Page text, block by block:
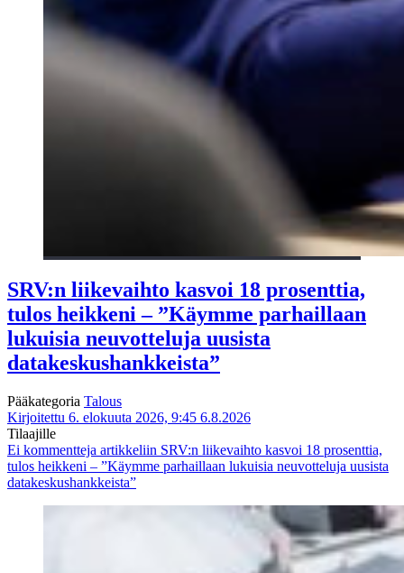
SRV:n liikevaihto kasvoi 18 prosenttia,
tulos heikkeni – ”Käymme parhaillaan
lukuisia neuvotteluja uusista
datakeskushankkeista”
Pääkategoria Talous
Kirjoitettu 6. elokuuta 2026, 9:45 6.8.2026
Tilaajille
Ei kommentteja artikkeliin SRV:n liikevaihto kasvoi 18 prosenttia,
tulos heikkeni – ”Käymme parhaillaan lukuisia neuvotteluja uusista
datakeskushankkeista”